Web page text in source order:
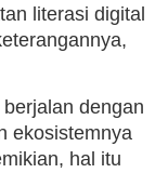
literasi digital
dengan
ekosistemnya
hal itu